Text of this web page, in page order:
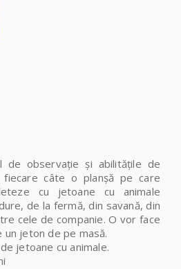
de observație și abilitățile de
fiecare câte o planșă pe care
cu jetoane cu animale
de la fermă, din savană, din
cele de companie. O vor face
jeton de pe masă.
jetoane cu animale.